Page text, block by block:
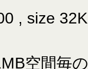
, size
空間毎